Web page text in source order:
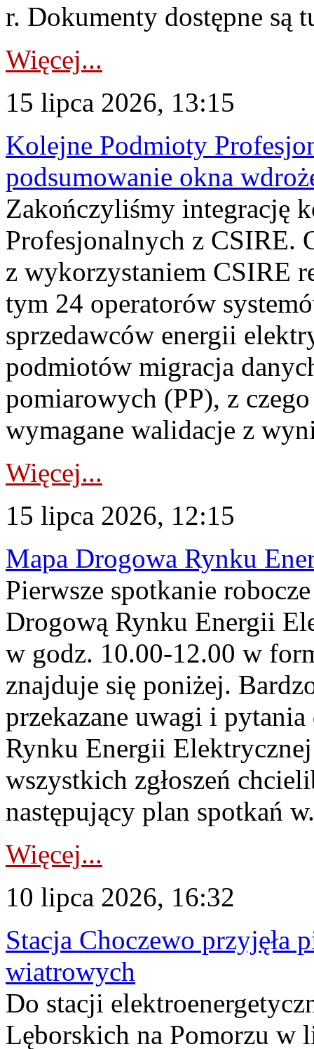
r. Dokumenty dostępne są
Więcej...
15 lipca 2026, 13:15
Kolejne Podmioty
podsumowanie okna
Zakończyliśmy integrację
Profesjonalnych z CSIRE.
z wykorzystaniem CSIRE
tym 24 operatorów
sprzedawców energii
podmiotów migracja
pomiarowych (PP), z
wymagane walidacje z
Więcej...
15 lipca 2026, 12:15
Mapa Drogowa Rynku
Pierwsze spotkanie
Drogową Rynku Energii
w godz. 10.00-12.00 w
znajduje się poniżej.
przekazane uwagi i
Rynku Energii
wszystkich zgłoszeń
następujący plan spotkań
Więcej...
10 lipca 2026, 16:32
Stacja Choczewo przyjęła
wiatrowych
Do stacji
Lęborskich na Pomorzu w